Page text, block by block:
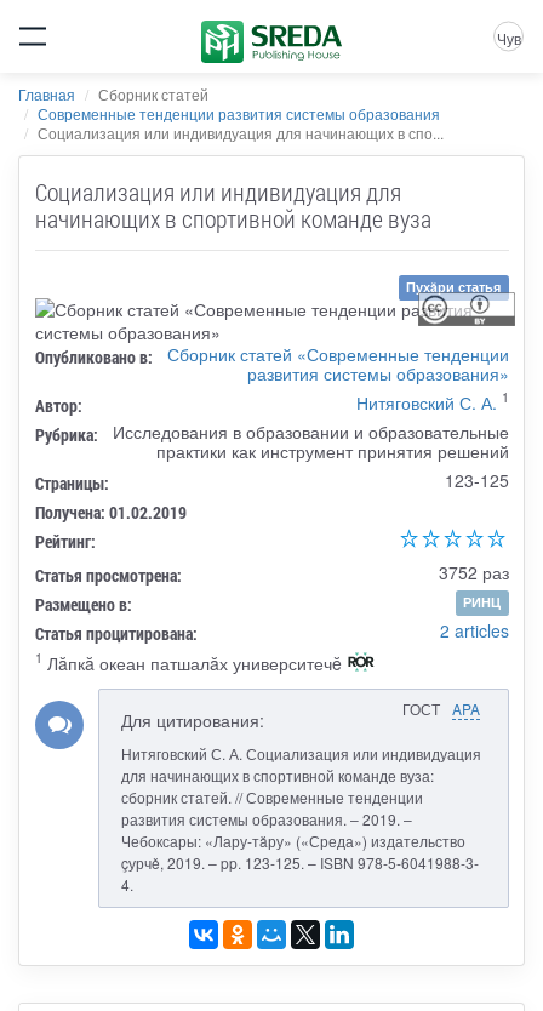
Чув
Главная
Сборник статей
Современные тенденции развития системы образования
Социализация или индивидуация для начинающих в спо...
Социализация или индивидуация для
начинающих в спортивной команде вуза
Пухăри статья
Опубликовано в:
Сборник статей «Современные тенденции
развития системы образования»
Автор: Нитяговский С. А. 1
Рубрика:
Исследования в образовании и образовательные
практики как инструмент принятия решений
Страницы: 123-125
Получена: 01.02.2019
Рейтинг:
Статья просмотрена:
3752 раз
Размещено в: РИНЦ
Статья процитирована: 2 articles
1 Лăпкă океан патшалăх университечĕ
ГОСТ APA
Для цитирования:
Нитяговский С. А. Социализация или индивидуация
для начинающих в спортивной команде вуза:
сборник статей. // Современные тенденции
развития системы образования. – 2019. –
Чебоксары: «Лару-тăру» («Среда») издательство
çурчě, 2019. – pp. 123-125. – ISBN 978-5-6041988-3-
4.